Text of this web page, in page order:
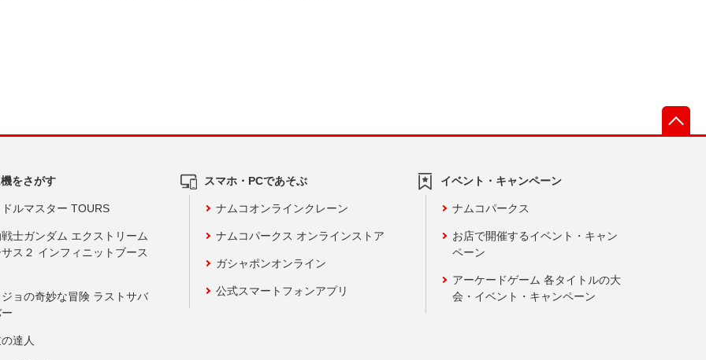
をさがす
ルマスター TOURS
士ガンダム エクストリーム
ス２ インフィニットブース
ョの奇妙な冒険 ラストサバ
達人
スマホ・PCであそぶ
ナムコオンラインクレーン
ナムコパークス オンラインストア
ガシャポンオンライン
公式スマートフォンアプリ
イベント・キャンペーン
ナムコパークス
お店で開催するイベント・キャン
ペーン
アーケードゲーム 各タイトルの大
会・イベント・キャンペーン